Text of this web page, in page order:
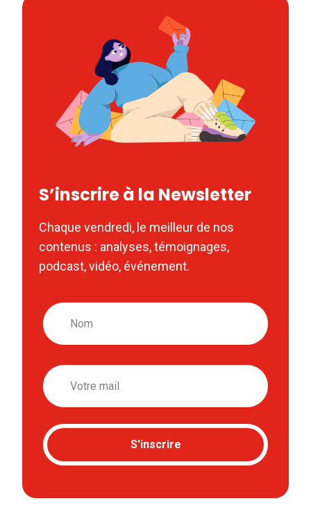
S’inscrire à la Newsletter
Chaque vendredi, le meilleur de nos
contenus : analyses, témoignages,
podcast, vidéo, événement.
Nom
Email
S'inscrire